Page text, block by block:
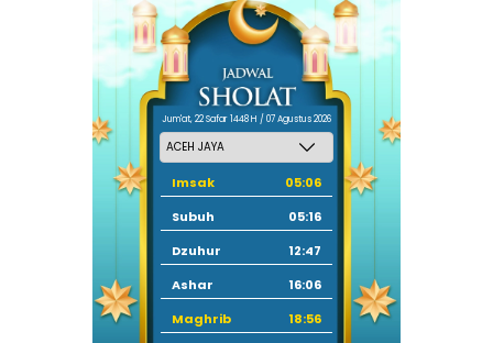
Jum'at, 22 Safar 1448 H / 07 Agustus 2026
Imsak
05:06
Subuh
05:16
Dzuhur
12:47
Ashar
16:06
Maghrib
18:56